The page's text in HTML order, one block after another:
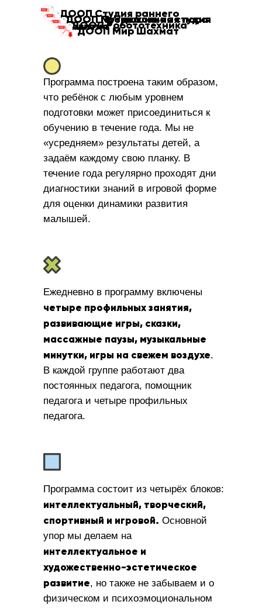
Программа построена таким образом,
что ребёнок с любым уровнем
подготовки может присоединиться к
обучению в течение года. Мы не
«усредняем» результаты детей, а
задаём каждому свою планку. В
течение года регулярно проходят дни
диагностики знаний в игровой форме
для оценки динамики развития
малышей.
Ежедневно в программу включены
четыре профильных занятия,
развивающие игры, сказки,
массажные паузы, музыкальные
минутки, игры на свежем воздухе.
В каждой группе работают два
постоянных педагога, помощник
педагога и четыре профильных
педагога.
Программа состоит из четырёх блоков:
интеллектуальный, творческий,
спортивный и игровой. Основной
упор мы делаем на
интеллектуальное и
художественно-эстетическое
развитие, но также не забываем и о
физическом и психоэмоциональном
ДООП Студия раннего
развития
ДООП Предшкольная пора
ДООП Музыкальная студия
ДООП Робототехника
ДООП Мир Шахмат